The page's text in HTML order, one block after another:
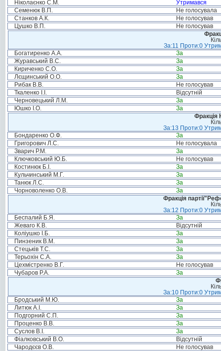
Ніколаєнко С.М.
Утримався
Семенюк В.П.
Не голосувала
Станков А.К.
Не голосував
Цушко В.П.
Не голосував
За:11 Проти:0
Богатиренко А.А.
За
Журавський В.С.
За
Кириченко С.О.
За
Лєщинський О.О.
За
Рибак В.В.
Не голосував
Ткаленко І.І.
Відсутній
Черновецький Л.М.
За
Юшко І.О.
За
Фракція
За:13 Проти:0
Бондаренко О.Ф.
За
Григорович Л.С.
Не голосувала
Зварич Р.М.
За
Ключковський Ю.Б.
Не голосував
Костинюк Б.І.
За
Кульчинський М.Г.
За
Танюк Л.С.
За
Чорноволенко О.В.
За
Фракція
За:12 Проти:0
Беспалий Б.Я.
За
Жеваго К.В.
Відсутній
Коліушко І.Б.
За
Пинзеник В.М.
За
Стецьків Т.С.
За
Терьохін С.А.
За
Цехмістренко В.Г.
Не голосував
Чубаров Р.А.
За
За:10 Проти:0
Бродський М.Ю.
За
Литюк А.І.
За
Подгорний С.П.
За
Проценко В.В.
За
Суслов В.І.
За
Фіалковський В.О.
Відсутній
Чародєєв О.В.
Не голосував